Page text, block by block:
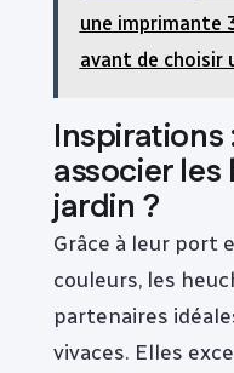
une imprimante
avant de choisir
associer
jardin ?
Grâce à leur port
couleurs, les
partenaires
vivaces. Elles